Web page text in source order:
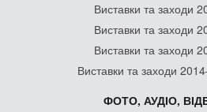
Виставки та заходи
Виставки та заходи
Виставки та заходи
Виставки та заходи
ФОТО, АУДІО,